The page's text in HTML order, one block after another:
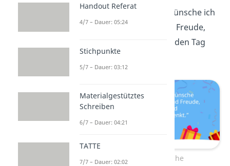
„Zum Geburtstag wünsche ich
dir so viel Liebe und Freude,
wie dein Hund dir jeden Tag
schenkt.“
Hundesprüche
Handout Referat
4/7 – Dauer: 05:24
Stichpunkte
5/7 – Dauer: 03:12
Materialgestütztes
Schreiben
6/7 – Dauer: 04:21
TATTE
7/7 – Dauer: 02:02